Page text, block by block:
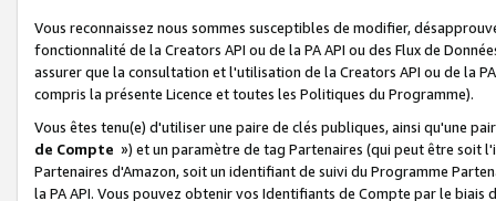
Vous reconnaissez nous sommes susceptibles de modifier,
fonctionnalité de la Creators API ou de la PA API ou des Flux de
assurer que la consultation et l'utilisation de la Creators API ou de la
compris la présente Licence et toutes les Politiques du Programme).
Vous êtes tenu(e) d'utiliser une paire de clés publiques, ainsi qu'une
de Compte ») et un paramètre de tag Partenaires (qui peut être soit
Partenaires d'Amazon, soit un identifiant de suivi du Programme
la PA API. Vous pouvez obtenir vos Identifiants de Compte par le biais